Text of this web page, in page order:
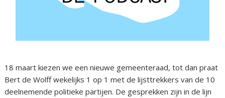
18 maart kiezen we een nieuwe gemeenteraad, tot dan praat
Bert de Wolff wekelijks 1 op 1 met de lijsttrekkers van de 10
deelnemende politieke partijen. De gesprekken zijn in de lijn